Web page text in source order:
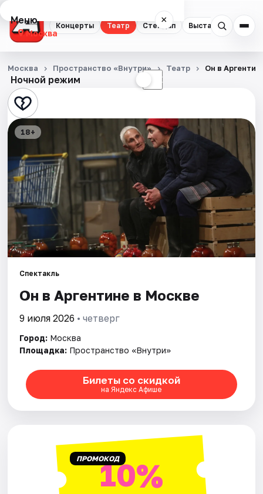
Концерты Театр Стендап Выставки
Меню ×
Москва
Концерты
Театр
Стендап
Квесты
Экскурсии
Спорт
События
Города
Площадки
Артисты
Рейтинги
Ночной режим ☾
Москва Пространство «Внутри» Театр Он в
18+
Спектакль
Он в Аргентине в Москве
9 июля 2026 • четверг
Город: Москва
Площадка: Пространство «Внутри»
Билеты со скидкой
на Яндекс Афише
ПРОМОКОД10%